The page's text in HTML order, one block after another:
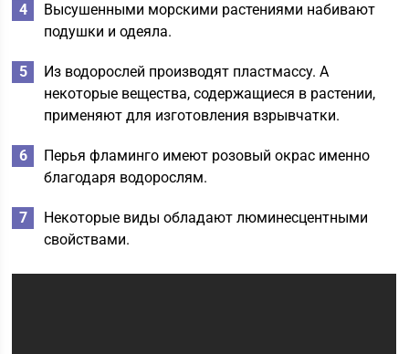
Высушенными морскими растениями набивают
подушки и одеяла.
Из водорослей производят пластмассу. А
некоторые вещества, содержащиеся в растении,
применяют для изготовления взрывчатки.
Перья фламинго имеют розовый окрас именно
благодаря водорослям.
Некоторые виды обладают люминесцентными
свойствами.